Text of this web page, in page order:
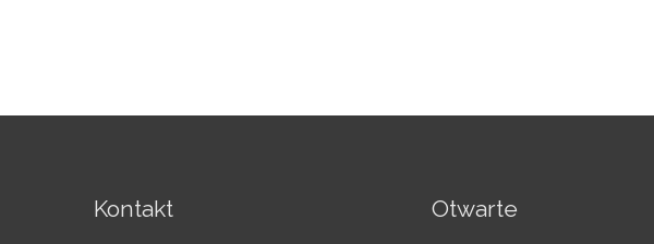
Kontakt Otwarte